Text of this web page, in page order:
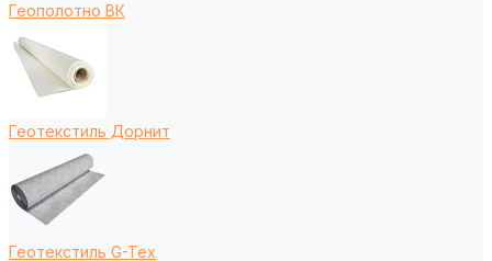
Геополотно ВК
Геотекстиль Дорнит
Геотекстиль G-Tex